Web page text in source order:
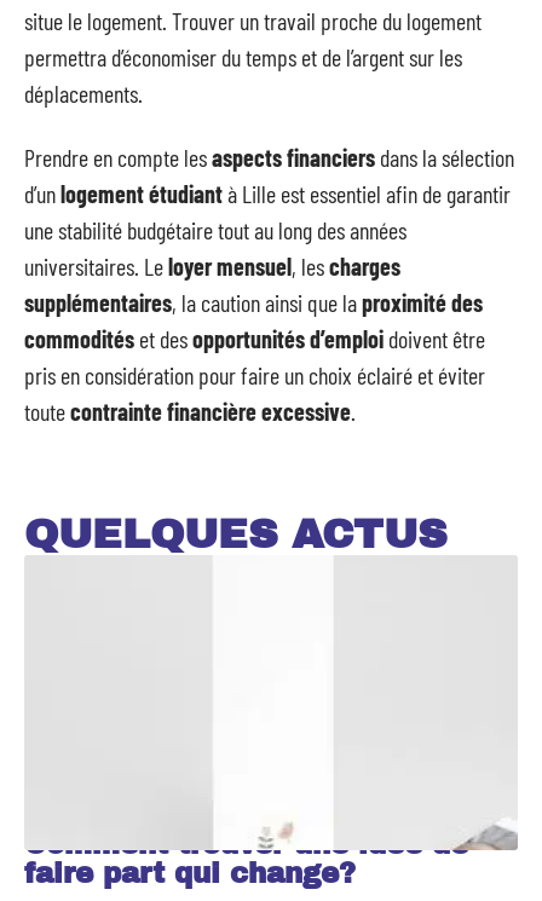
situe le logement. Trouver un travail proche du logement
permettra d’économiser du temps et de l’argent sur les
déplacements.
Prendre en compte lesaspects financiers dans la sélection
d’unlogement étudiantà Lille est essentiel afin de garantir
une stabilité budgétaire tout au long des années
universitaires. Leloyer mensuel, lescharges
supplémentaires, la caution ainsi que laproximité des
commodités et desopportunités d’emploi doivent être
pris en considération pour faire un choix éclairé et éviter
toutecontrainte financière excessive
QUELQUES ACTUS
Comment trouver une idée de
faire part qui change?